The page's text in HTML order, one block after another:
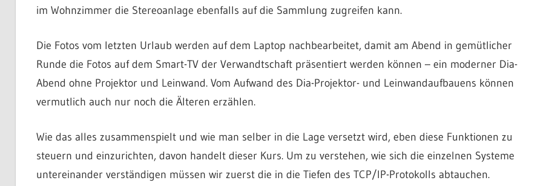
im Wohnzimmer die Stereoanlage ebenfalls auf die Sammlung zugreifen kann.
Die Fotos vom letzten Urlaub werden auf dem Laptop nachbearbeitet, damit am Abend in gemütlicher
Runde die Fotos auf dem Smart-TV der Verwandtschaft präsentiert werden können – ein moderner Dia-
Abend ohne Projektor und Leinwand. Vom Aufwand des Dia-Projektor- und Leinwandaufbauens können
vermutlich auch nur noch die Älteren erzählen.
Wie das alles zusammenspielt und wie man selber in die Lage versetzt wird, eben diese Funktionen zu
steuern und einzurichten, davon handelt dieser Kurs. Um zu verstehen, wie sich die einzelnen Systeme
untereinander verständigen müssen wir zuerst die in die Tiefen des TCP/IP-Protokolls abtauchen.